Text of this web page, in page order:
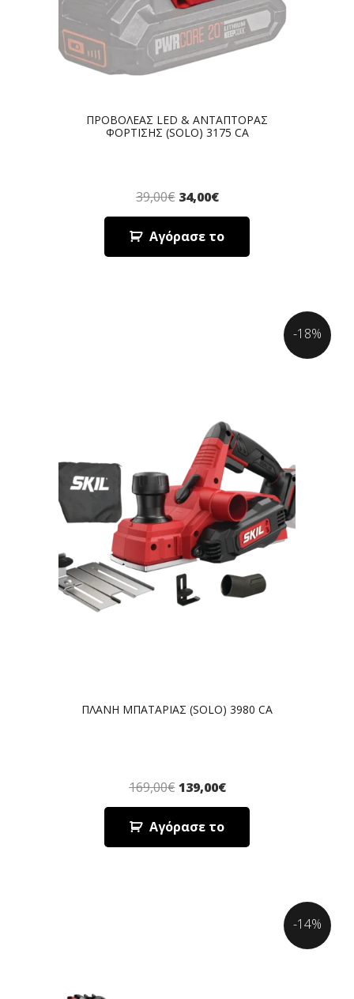
ΠΡΟΒΟΛΕΑΣ LED & ΑΝΤΑΠΤΟΡΑΣ
ΦΟΡΤΙΣΗΣ (SOLO) 3175 CA
39,00€ 34,00€
Αγόρασε το
ΠΛΑΝΗ ΜΠΑΤΑΡΙΑΣ (SOLO) 3980 CA
169,00€ 139,00€
Αγόρασε το
-18%
-14%